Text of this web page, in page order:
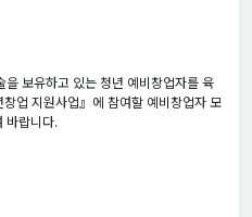
보유하고 있는 청년 예비창업자를 육
업 지원사업』에 참여할 예비창업자 모
바랍니다.